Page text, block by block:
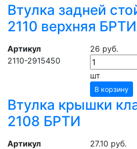
Втулка задней
2110 верхняя БРТИ
Артикул
2110-2915450
26 руб.
шт
В корзину
Втулка крышки
2108 БРТИ
Артикул
27.10 руб.